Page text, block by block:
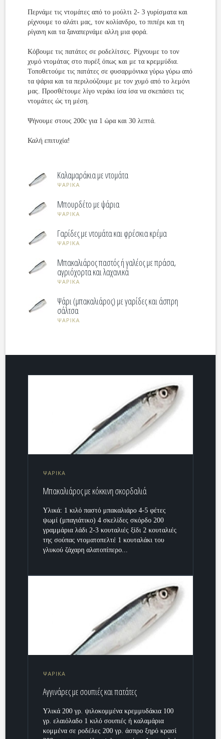
Περνάμε τις ντομάτες από το μούλτι 2- 3 γυρίσματα και
ρίχνουμε το αλάτι μας, τον κολίανδρο, το πιπέρι και τη
ρίγανη και τα ξαναπερνάμε αλλη μια φορά.
Κόβουμε τις πατάτες σε ροδελίτσες. Ρίχνουμε το τον
χυμό ντομάτας στο πυρέξ όπως και με τα κρεμμύδια.
Τοποθετούμε τις πατάτες σε φυσαρμόνικα γύρω γύρω από
τα ψάρια και τα περιλούζουμε με τον χυμό από το λεμόνι
μας. Προσθέτουμε λίγο νεράκι ίσα ίσα να σκεπάσει τις
ντομάτες ώς τη μέση.
Ψήνουμε στους 200c για 1 ώρα και 30 λεπτά.
Καλή επιτυχία!
Καλαμαράκια με ντομάτα
ΨΑΡΙΚΑ
Μπουρδέτο με ψάρια
ΨΑΡΙΚΑ
Γαρίδες με ντομάτα και φρέσκια κρέμα
ΨΑΡΙΚΑ
Μπακαλιάρος παστός ή γαλέος με πράσα,
αγριόχορτα και λαχανικά
ΨΑΡΙΚΑ
Ψάρι (μπακαλιάρος) με γαρίδες και άσπρη
σάλτσα
ΨΑΡΙΚΑ
ΨΑΡΙΚΑ
Μπακαλιάρος με κόκκινη σκορδαλιά
Υλικά: 1 κιλό παστό μπακαλιάρο 4-5 φέτες
ψωμί (μπαγιάτικο) 4 σκελίδες σκόρδο 200
γραμμάρια λάδι 2-3 κουταλιές ξίδι 2 κουταλιές
της σούπας ντοματοπελτέ 1 κουταλάκι του
γλυκού ζάχαρη αλατοπίπερο...
ΨΑΡΙΚΑ
Αγγινάρες με σουπιές και πατάτες
Υλικά 200 γρ. ψιλοκομμένα κρεμμυδάκια 100
γρ. ελαιόλαδο 1 κιλό σουπιές ή καλαμάρια
κομμένα σε ροδέλες 200 γρ. άσπρο ξηρό κρασί